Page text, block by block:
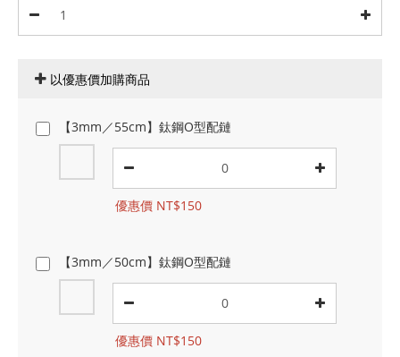
以優惠價加購商品
【3mm／55cm】鈦鋼O型配鏈
優惠價 NT$150
【3mm／50cm】鈦鋼O型配鏈
優惠價 NT$150